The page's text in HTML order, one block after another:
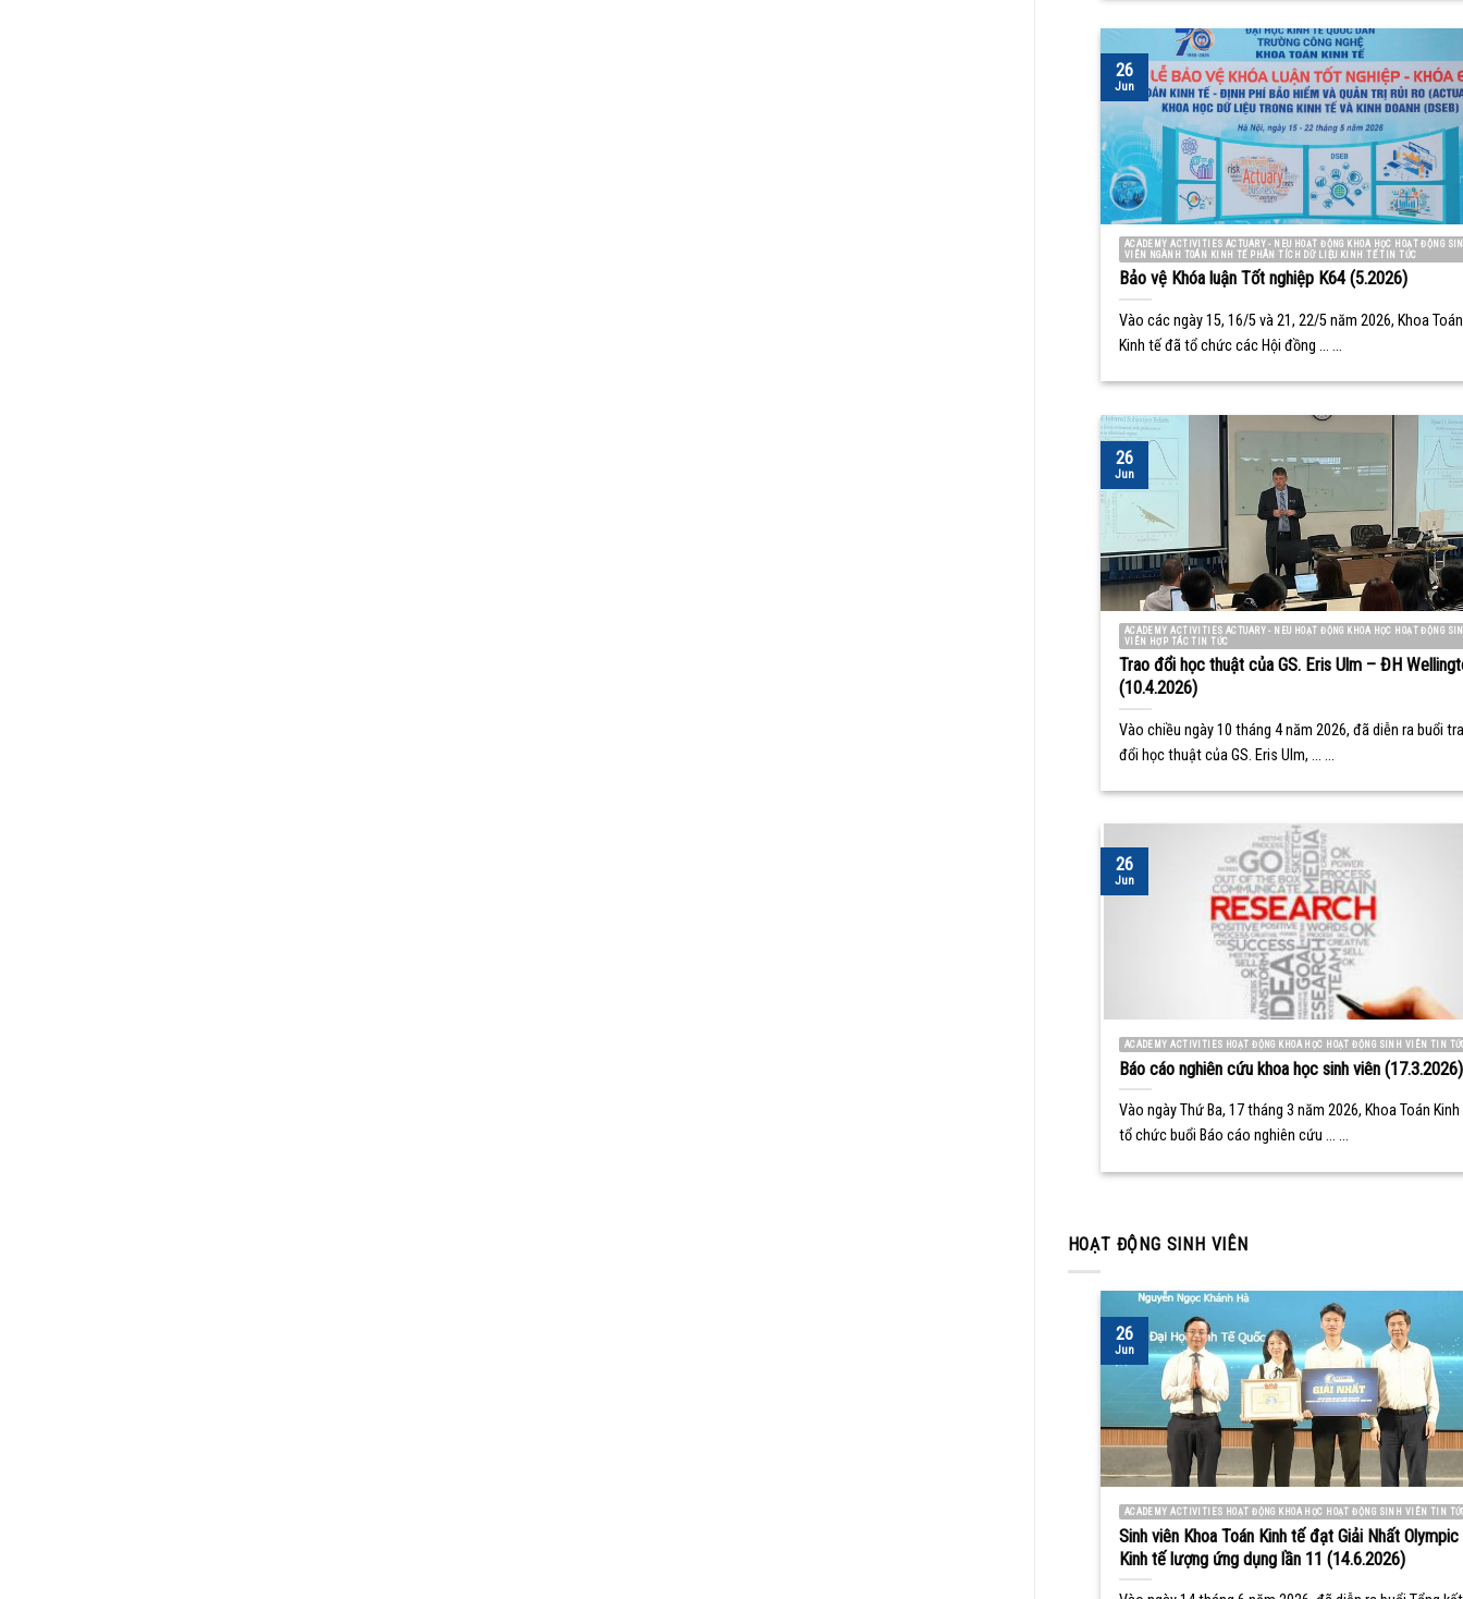
ACADEMY ACTIVITIES ACTUARY - NEU HOẠT ĐỘNG KHOA HỌC HOẠT ĐỘNG
VIÊN NGÀNH TOÁN KINH TẾ PHÂN TÍCH DỮ LIỆU KINH TẾ TIN TỨC
Bảo vệ Khóa luận Tốt nghiệp K64 (5.2026)
Vào các ngày 15, 16/5 và 21, 22/5 năm 2026, Khoa Toán
Kinh tế đã tổ chức các Hội đồng ... ...
26
Jun
ACADEMY ACTIVITIES ACTUARY - NEU HOẠT ĐỘNG KHOA HỌC HOẠT ĐỘNG
VIÊN HỢP TÁC TIN TỨC
Trao đổi học thuật của GS. Eris Ulm – ĐH
(10.4.2026)
Vào chiều ngày 10 tháng 4 năm 2026, đã diễn ra buổi
đổi học thuật của GS. Eris Ulm, ... ...
26
Jun
ACADEMY ACTIVITIES HOẠT ĐỘNG KHOA HỌC HOẠT ĐỘNG SINH VIÊN TIN
Báo cáo nghiên cứu khoa học sinh viên (17.3.2026)
Vào ngày Thứ Ba, 17 tháng 3 năm 2026, Khoa Toán
tổ chức buổi Báo cáo nghiên cứu ... ...
26
Jun
HOẠT ĐỘNG SINH VIÊN
ACADEMY ACTIVITIES HOẠT ĐỘNG KHOA HỌC HOẠT ĐỘNG SINH VIÊN TIN
Sinh viên Khoa Toán Kinh tế đạt Giải Nhất Olympic
Kinh tế lượng ứng dụng lần 11 (14.6.2026)
26
Jun